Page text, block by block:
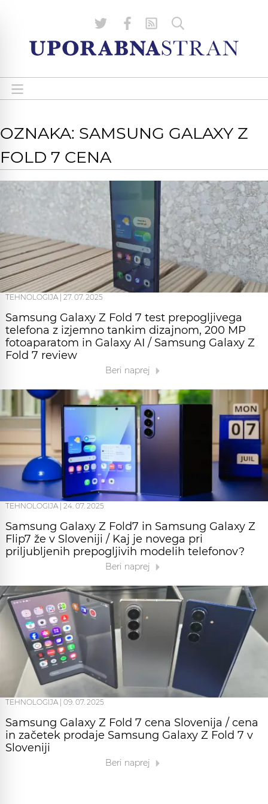
OZNAKA: SAMSUNG GALAXY Z
FOLD 7 CENA
TEHNOLOGIJA 27. 07. 2025
Samsung Galaxy Z Fold 7 test prepogljivega
telefona z izjemno tankim dizajnom, 200 MP
fotoaparatom in Galaxy AI / Samsung Galaxy Z
Fold 7 review
Beri naprej
TEHNOLOGIJA 24. 07. 2025
Samsung Galaxy Z Fold7 in Samsung Galaxy Z
Flip7 že v Sloveniji / Kaj je novega pri
priljubljenih prepogljivih modelih telefonov?
Beri naprej
TEHNOLOGIJA | 09. 07. 2025
Samsung Galaxy Z Fold 7 cena Slovenija / cena
in začetek prodaje Samsung Galaxy Z Fold 7 v
Sloveniji
Beri naprej